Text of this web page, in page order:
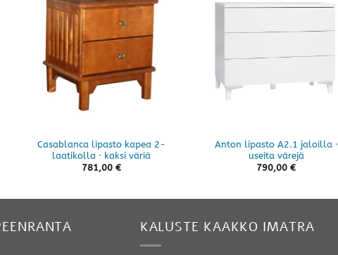
Casablanca lipasto kapea 2-
laatikolla · kaksi väriä
781,00 €
Anton lipasto A2.1 jaloilla ·
useita värejä
790,00 €
KALUSTE KAAKKO IMATRA